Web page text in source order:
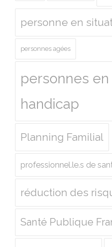
personne en
personnes agées
personnes
handicap
Planning Familial
professionnel.le.s de
réduction des
Santé Publique